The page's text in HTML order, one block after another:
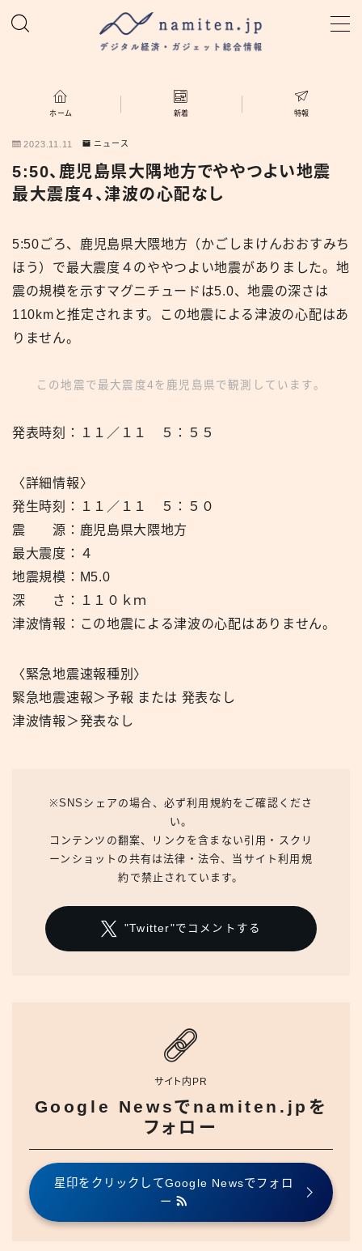
ホーム
新着
namiten.jp
ホーム 新着 特報
2023.11.11 ニュース
5:50、鹿児島県大隅地方でややつよい地震
最大震度４、津波の心配なし
5:50ごろ、鹿児島県大隈地方（かごしまけんおおすみち
ほう）で最大震度４のややつよい地震がありました。地
震の規模を示すマグニチュードは5.0、地震の深さは
110kmと推定されます。この地震による津波の心配はあ
りません。
この地震で最大震度4を鹿児島県で観測しています。
発表時刻：１１／１１ ５：５５
〈詳細情報〉
発生時刻：１１／１１ ５：５０
震 源：鹿児島県大隈地方
最大震度：４
地震規模：M5.0
深 さ：１１０ｋｍ
津波情報：この地震による津波の心配はありません。
〈緊急地震速報種別〉
緊急地震速報＞予報 または 発表なし
津波情報＞発表なし
※SNSシェアの場合、必ず利用規約をご確認くださ
い。
コンテンツの翻案、リンクを含まない引用・スクリ
ーンショットの共有は法律・法令、当サイト利用規
約で禁止されています。
"Twitter"でコメントする
サイト内PR
Google Newsでnamiten.jpを
フォロー
星印をクリックしてGoogle Newsでフォロ
ー